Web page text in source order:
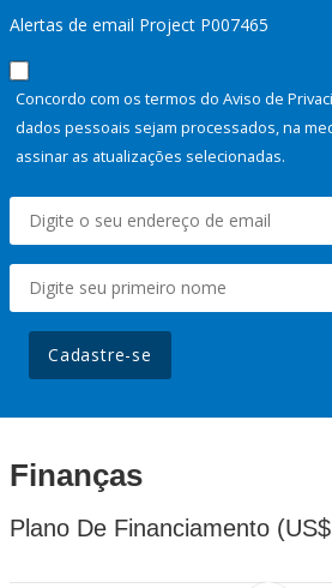
Alertas de email Project P007465
Concordo com os termos do Aviso de
dados pessoais sejam processados, na
assinar as atualizações selecionadas.
Cadastre-se
Finanças
Plano De Financiamento